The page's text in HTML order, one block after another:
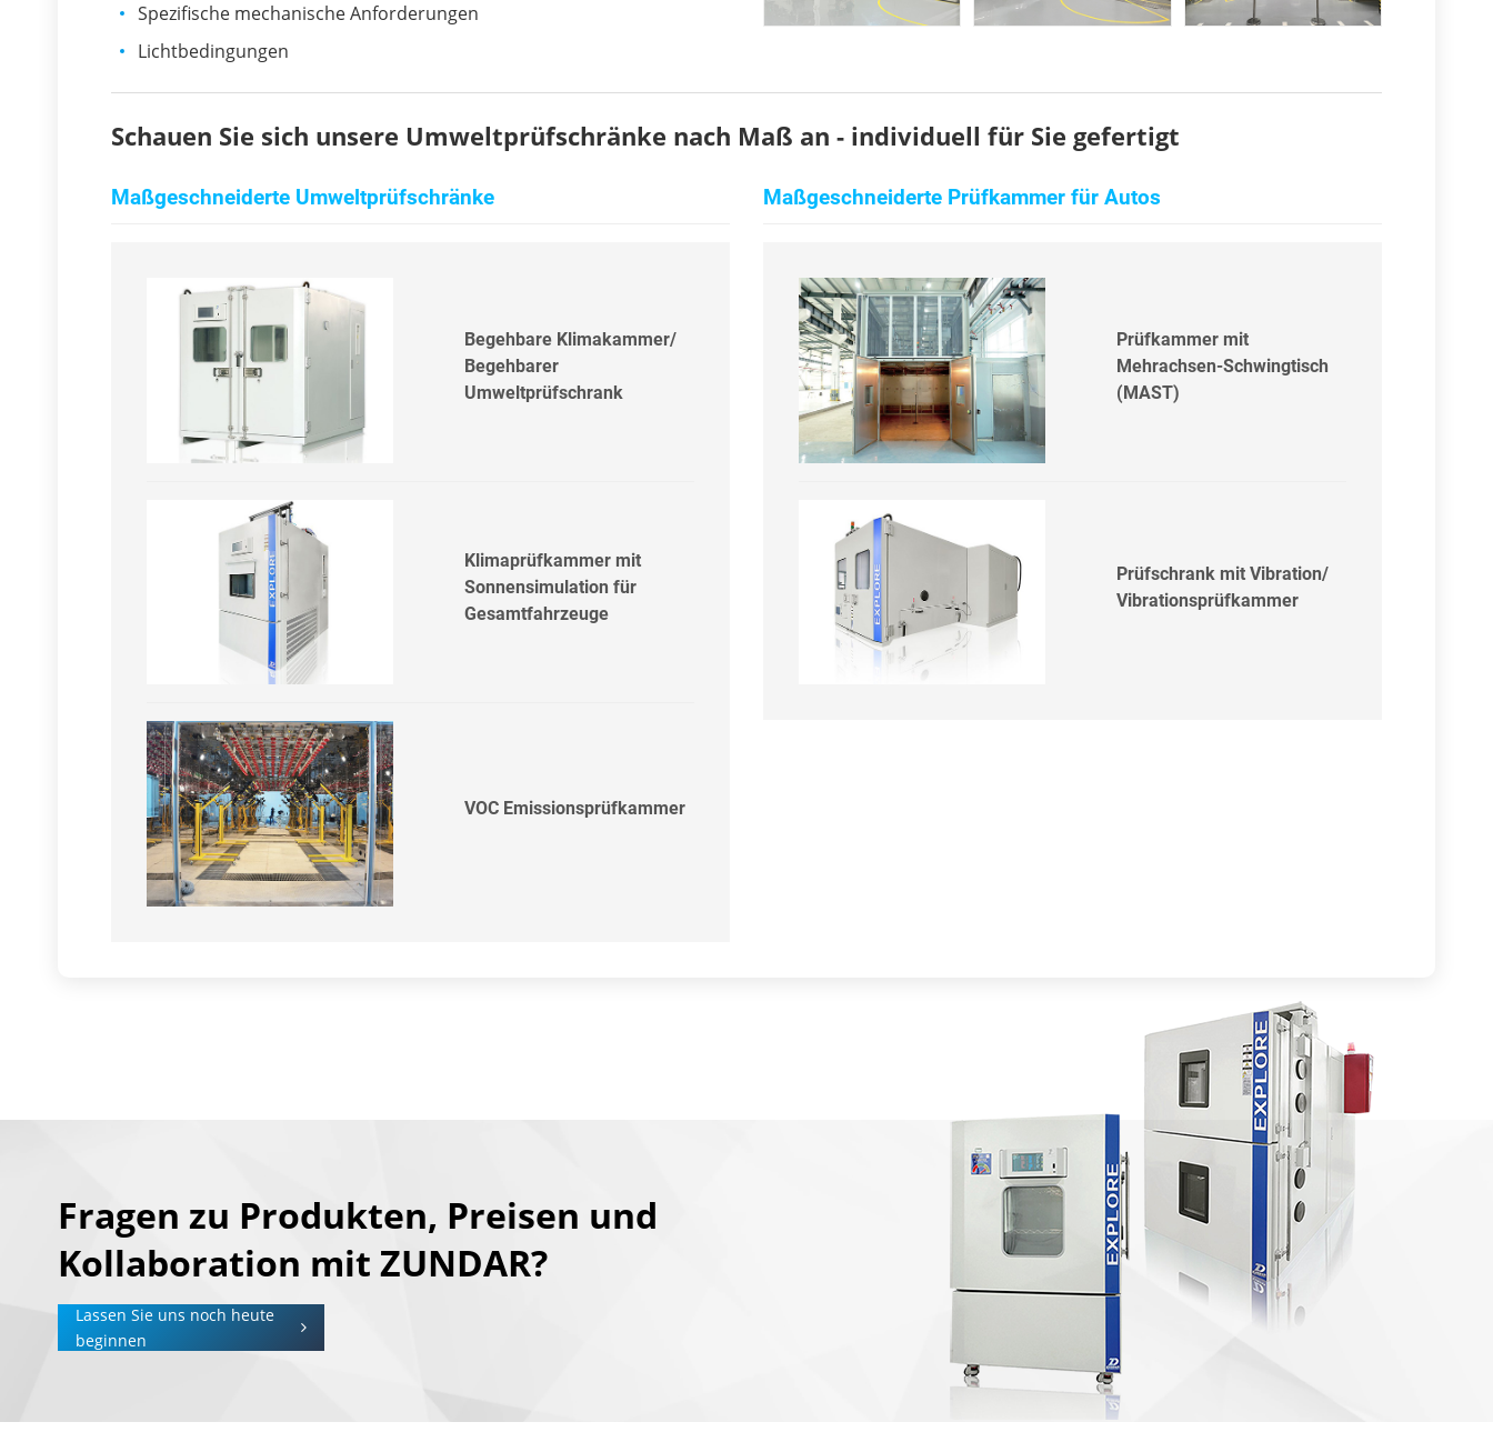
Spezifische mechanische Anforderungen
Lichtbedingungen
Schauen Sie sich unsere Umweltprüfschränke nach Maß an - individuell für Sie gefertigt
Maßgeschneiderte Umweltprüfschränke
Begehbare Klimakammer/
Begehbarer
Umweltprüfschrank
Klimaprüfkammer mit
Sonnensimulation für
Gesamtfahrzeuge
VOC Emissionsprüfkammer
Maßgeschneiderte Prüfkammer für Autos
Prüfkammer mit
Mehrachsen-Schwingtisch
(MAST)
Prüfschrank mit Vibration/
Vibrationsprüfkammer
Fragen zu Produkten, Preisen und
Kollaboration mit ZUNDAR?
Lassen Sie uns noch heute
beginnen